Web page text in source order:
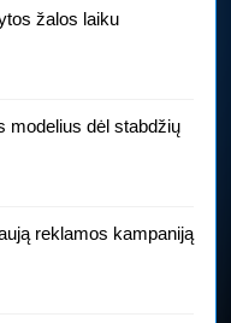
žalos laiku
modelius dėl stabdžių
reklamos kampaniją